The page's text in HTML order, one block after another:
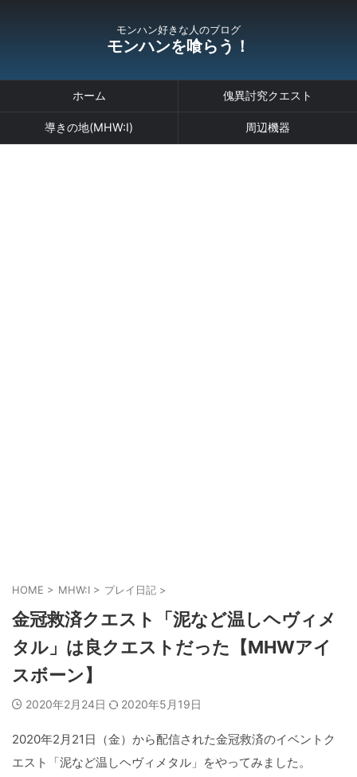
モンハン好きな人のブログ
モンハンを喰らう！
ホーム 傀異討究クエスト
導きの地(MHW:I) 周辺機器
HOME > MHW:I > プレイ日記 >
金冠救済クエスト「泥など温しヘヴィメ
タル」は良クエストだった【MHWアイ
スボーン】
2020年2月24日 2020年5月19日
2020年2月21日（金）から配信された金冠救済のイベントク
エスト「泥など温しヘヴィメタル」をやってみました。